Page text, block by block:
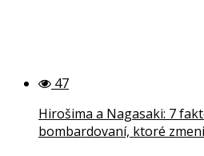
47
Hirošima a Nagasaki: 7
bombardovaní, ktoré